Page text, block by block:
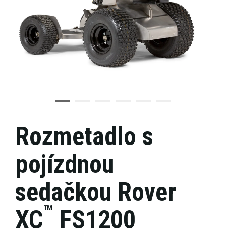
Rozmetadlo s
pojízdnou
sedačkou Rover
XC™ FS1200